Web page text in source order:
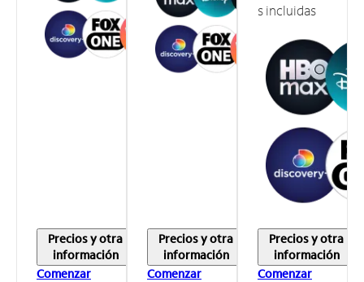
Precios y otra
información
Comenzar
Precios y otra
información
Comenzar
s incluidas
Precios y otra
información
Comenzar